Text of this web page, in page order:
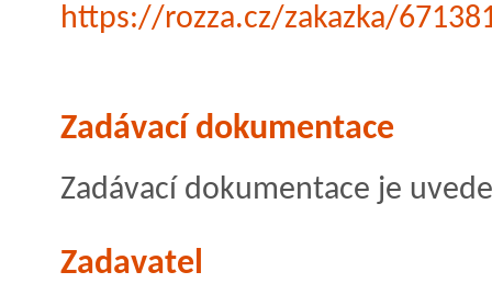
https://rozza.cz/zakazka/
Zadávací dokumentace
Zadávací dokumentace je
Zadavatel